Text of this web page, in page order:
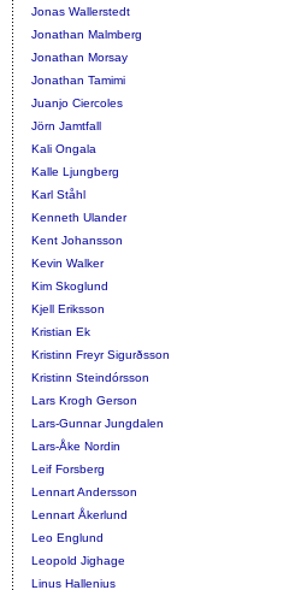
Jonas Wallerstedt
Jonathan Malmberg
Jonathan Morsay
Jonathan Tamimi
Juanjo Ciercoles
Jörn Jamtfall
Kali Ongala
Kalle Ljungberg
Karl Ståhl
Kenneth Ulander
Kent Johansson
Kevin Walker
Kim Skoglund
Kjell Eriksson
Kristian Ek
Kristinn Freyr Sigurðsson
Kristinn Steindórsson
Lars Krogh Gerson
Lars-Gunnar Jungdalen
Lars-Åke Nordin
Leif Forsberg
Lennart Andersson
Lennart Åkerlund
Leo Englund
Leopold Jighage
Linus Hallenius